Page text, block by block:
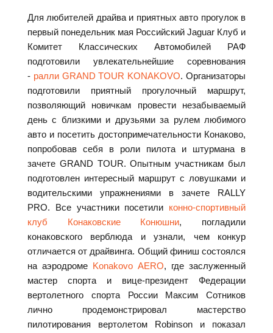
Форум
Контакты
Для любителей драйва и приятных авто прогулок в
первый понедельник мая Российский Jaguar Клуб и
Комитет Классических Автомобилей РАФ
подготовили увлекательнейшие соревнования
- ралли GRAND TOUR KONAKOVO. Организаторы
подготовили приятный прогулочный маршрут,
позволяющий новичкам провести незабываемый
день с близкими и друзьями за рулем любимого
авто и посетить достопримечательности Конаково,
попробовав себя в роли пилота и штурмана в
зачете GRAND TOUR. Опытным участникам был
подготовлен интересный маршрут с ловушками и
водительскими упражнениями в зачете RALLY
PRO. Все участники посетили конно-спортивный
клуб Конаковские Конюшни, погладили
конаковского верблюда и узнали, чем конкур
отличается от драйвинга. Общий финиш состоялся
на аэродроме Konakovo AERO, где заслуженный
мастер спорта и вице-президент Федерации
вертолетного спорта России Максим Сотников
лично продемонстрировал мастерство
пилотирования вертолетом Robinson и показал